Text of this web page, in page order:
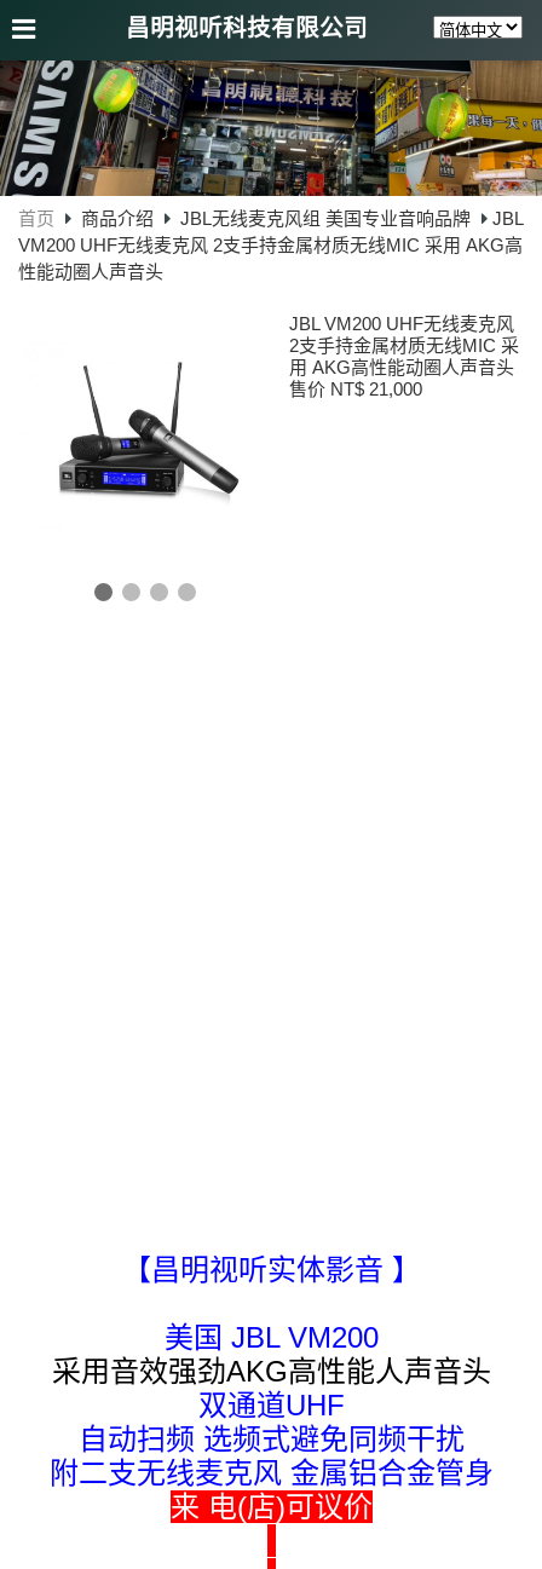
昌明视听科技有限公司
首页 商品介绍 JBL无线麦克风组 美国专业音响品牌
JBL
VM200 UHF无线麦克风 2支手持金属材质无线MIC 采用 AKG高
性能动圈人声音头
JBL VM200 UHF无线麦克风
2支手持金属材质无线MIC 采
用 AKG高性能动圈人声音头
售价 NT$ 21,000
【昌明视听实体影音 】
美国 JBL VM200
采用音效强劲AKG高性能人声音头
双通道UHF
自动扫频 选频式避免同频干扰
附二支无线麦克风 金属铝合金管身
来 电(店)可议价